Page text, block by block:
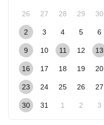
26 27 28 29 30
2 3 4 5 6
9 10 11 12 13
16 17 18 19 20
23 24 25 26 27
30 31 1 2 3